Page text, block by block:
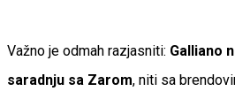
Važno je odmah razjasniti: Galliano
saradnju sa Zarom, niti sa